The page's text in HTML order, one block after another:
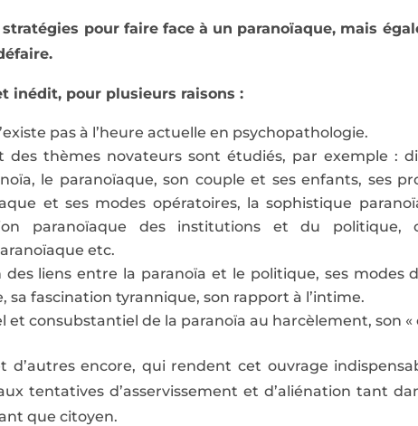
pour faire face à un paranoïaque, mais
inédit, pour plusieurs raisons :
pas à l’heure actuelle en psychopathologie.
des thèmes novateurs sont étudiés, par exemple :
le paranoïaque, son couple et ses enfants, ses
et ses modes opératoires, la sophistique
paranoïaque des institutions et du
etc.
liens entre la paranoïa et le politique, ses modes
sa fascination tyrannique, son rapport à l’intime.
et consubstantiel de la paranoïa au harcèlement, son «
d’autres encore, qui rendent cet ouvrage
tentatives d’asservissement et d’aliénation tant
que citoyen.